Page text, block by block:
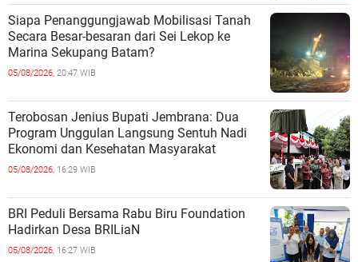
Siapa Penanggungjawab Mobilisasi Tanah
Secara Besar-besaran dari Sei Lekop ke
Marina Sekupang Batam?
05/08/2026, 20:47 WIB
Terobosan Jenius Bupati Jembrana: Dua
Program Unggulan Langsung Sentuh Nadi
Ekonomi dan Kesehatan Masyarakat
05/08/2026, 16:29 WIB
BRI Peduli Bersama Rabu Biru Foundation
Hadirkan Desa BRILiaN
05/08/2026, 16:27 WIB